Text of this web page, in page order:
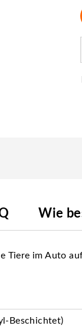
Wie
Tiere im Auto
Beschichtet)